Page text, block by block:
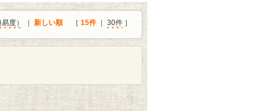
度） 新しい順 ［ 15件｜ 30件 ］